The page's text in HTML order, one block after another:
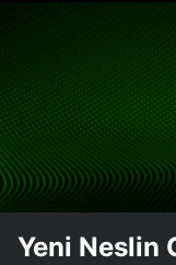
Yeni Neslin